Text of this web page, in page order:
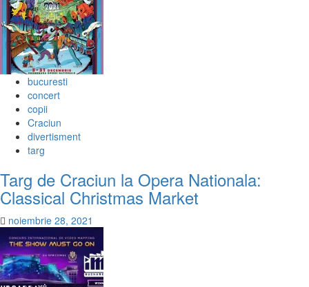
bucuresti
concert
copii
Craciun
divertisment
targ
Targ de Craciun la Opera Nationala:
Classical Christmas Market
noiembrie 28, 2021